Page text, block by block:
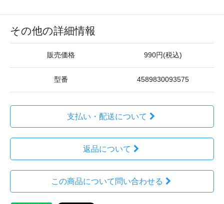
その他の詳細情報
販売価格 990円(税込)
型番 4589830093575
支払い・配送について
返品について
この商品について問い合わせる